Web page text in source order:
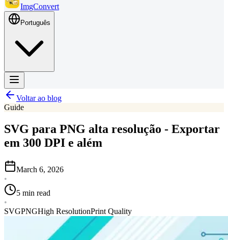
ImgConvert
Português
Voltar ao blog
Guide
SVG para PNG alta resolução - Exportar
em 300 DPI e além
March 6, 2026
•
5 min read
•
SVGPNGHigh ResolutionPrint Quality